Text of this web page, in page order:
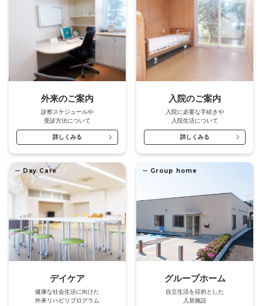
外来のご案内
診察スケジュールや
受診方法について
詳しくみる
入院のご案内
入院に必要な手続きや
入院生活について
詳しくみる
デイケア
健康な社会生活に向けた
外来リハビリプログラム
ー Day Care
グループホーム
自立生活を目的とした
入居施設
ー Group home